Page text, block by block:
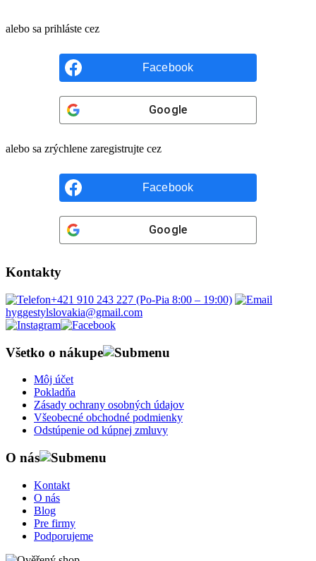
alebo sa prihláste cez
Facebook
Google
alebo sa zrýchlene zaregistrujte cez
Facebook
Google
Kontakty
+421 910 243 227 (Po-Pia 8:00 – 19:00)
hyggestylslovakia@gmail.com
Všetko o nákupe
Môj účet
Pokladňa
Zásady ochrany osobných údajov
Všeobecné obchodné podmienky
Odstúpenie od kúpnej zmluvy
O nás
Kontakt
O nás
Blog
Pre firmy
Podporujeme